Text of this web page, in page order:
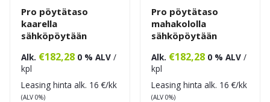
Pro pöytätaso
kaarella
sähköpöytään
Alk. €182,28 0 % ALV /
kpl
Leasing hinta alk. 16 €/kk
(ALV 0%)
Pro pöytätaso
mahakololla
sähköpöytään
Alk. €182,28 0 % ALV /
kpl
Leasing hinta alk. 16 €/kk
(ALV 0%)